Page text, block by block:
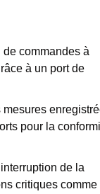
de commandes à
à un port de
mesures
pour la
de la
critiques comme